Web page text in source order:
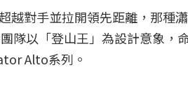
越對手並拉開領先距離，那種
隊以「登山王」為設計意象，
Alto系列。